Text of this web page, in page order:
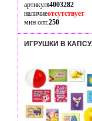
артикулt4003282
наличиеотсутствует
мин опт.250
ИГРУШКИ В